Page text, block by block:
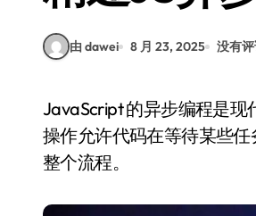
由 dawei 8 月 23, 2025 没有
JavaScript 的异步编程是现代 Web 开发的核心，理解它能显著提升程序的性能和用户体验。异步
操作允许代码在等待某些
整个流程。